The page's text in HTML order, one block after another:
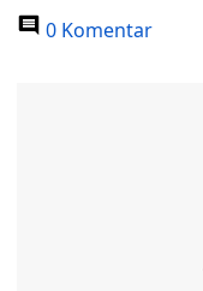
0 Komentar